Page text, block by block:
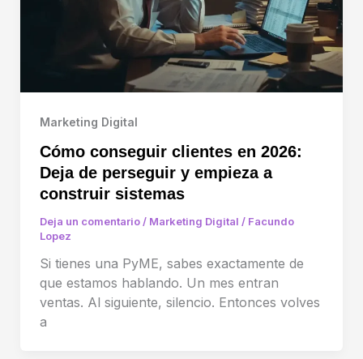
Marketing Digital
Cómo conseguir clientes en 2026:
Deja de perseguir y empieza a
construir sistemas
Deja un comentario / Marketing Digital / Facundo
Lopez
Si tienes una PyME, sabes exactamente de
que estamos hablando. Un mes entran
ventas. Al siguiente, silencio. Entonces volves
a